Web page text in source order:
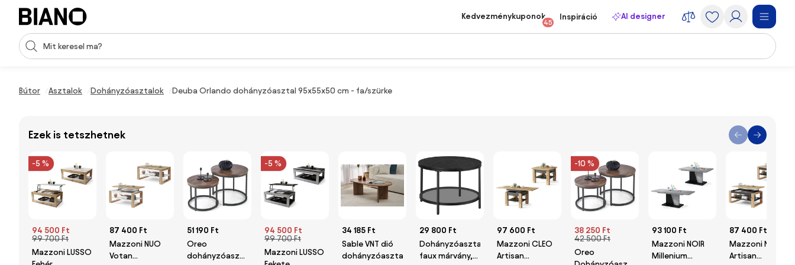
Navigáció kihagyása, ugrás a tartalomra
Keresési bevitel
Kedvezménykuponok
45
Inspiráció AI designer
Bútor Asztalok Dohányzóasztalok Deuba Orlando dohányzóasztal 95x55x50 cm - fa/szürke
Ezek is tetszhetnek
-5 %
94 500 Ft
99 700 Ft
Mazzoni LUSSO
87 400 Ft
Mazzoni NUO
Votan
51 190 Ft
Oreo
dohányzóasztal,
-5 %
94 500 Ft
99 700 Ft
Mazzoni LUSSO
34 185 Ft
Sable VNT dió
dohányzóasztal
29 800 Ft
Dohányzóasztal,
faux márvány,
97 600 Ft
Mazzoni CLEO
Artisan
-10 %
38 250 Ft
42 500 Ft
Oreo
93 100 Ft
Mazzoni NOIR
Millenium
87 400 Ft
Mazzoni NUO
Artisan